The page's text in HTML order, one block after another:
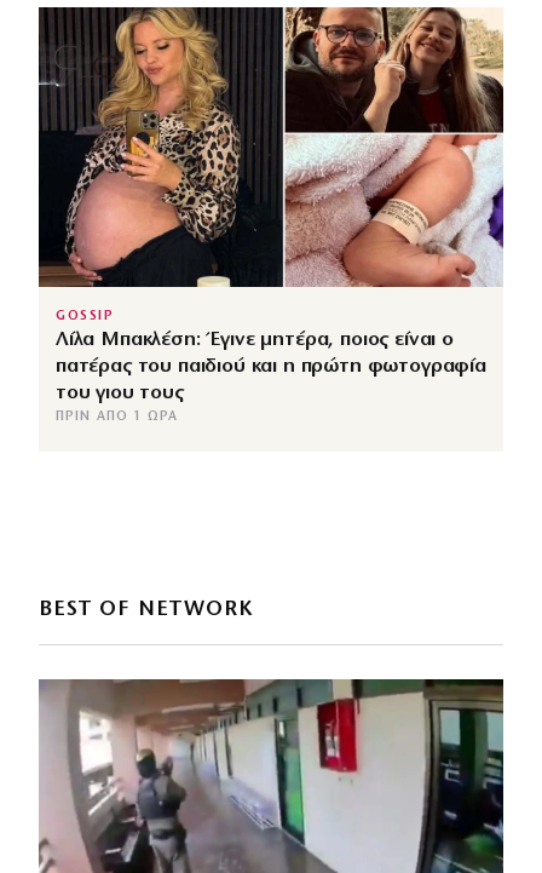
GOSSIP
Λίλα Μπακλέση: Έγινε μητέρα, ποιος είναι ο
πατέρας του παιδιού και η πρώτη φωτογραφία
του γιου τους
ΠΡΙΝ ΑΠΌ 1 ΏΡΑ
BEST OF NETWORK